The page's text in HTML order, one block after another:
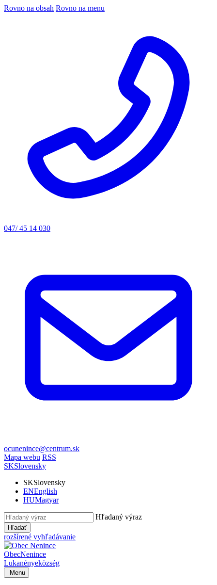
Rovno na obsah Rovno na menu
047/ 45 14 030
ocunenince@centrum.sk
Mapa webu RSS
SKSlovensky
SKSlovensky
ENEnglish
HUMagyar
Hľadaný výraz
Hľadať
rozšírené vyhľadávanie
ObecNenince
Lukanényeközség
Menu